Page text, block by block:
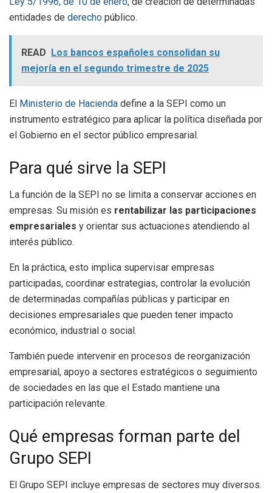
entidades de derecho público.
READ Los bancos españoles consolidan su
mejoría en el segundo trimestre de 2025
El Ministerio de Hacienda define a la SEPI como un
instrumento estratégico para aplicar la política diseñada por
el Gobierno en el sector público empresarial.
Para qué sirve la SEPI
La función de la SEPI no se limita a conservar acciones en
empresas. Su misión es rentabilizar las participaciones
empresariales y orientar sus actuaciones atendiendo al
interés público.
En la práctica, esto implica supervisar empresas
participadas, coordinar estrategias, controlar la evolución
de determinadas compañías públicas y participar en
decisiones empresariales que pueden tener impacto
económico, industrial o social.
También puede intervenir en procesos de reorganización
empresarial, apoyo a sectores estratégicos o seguimiento
de sociedades en las que el Estado mantiene una
participación relevante.
Qué empresas forman parte del
Grupo SEPI
El Grupo SEPI incluye empresas de sectores muy diversos.